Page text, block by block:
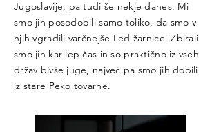
Jugoslavije, pa tudi še nekje danes. Mi
smo jih posodobili samo toliko, da smo v
njih vgradili varčnejše Led žarnice. Zbirali
smo jih kar lep čas in so praktično iz vseh
držav bivše juge, največ pa smo jih dobili
iz stare Peko tovarne.